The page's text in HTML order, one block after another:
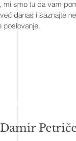
mi smo tu da vam
danas i saznajte
poslovanje.
Damir